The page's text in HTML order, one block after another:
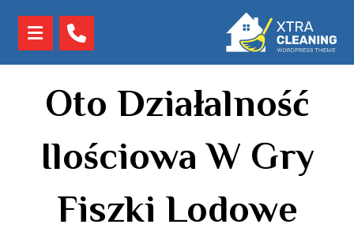
Oto Działalność
Ilościowa W Gry
Fiszki Lodowe